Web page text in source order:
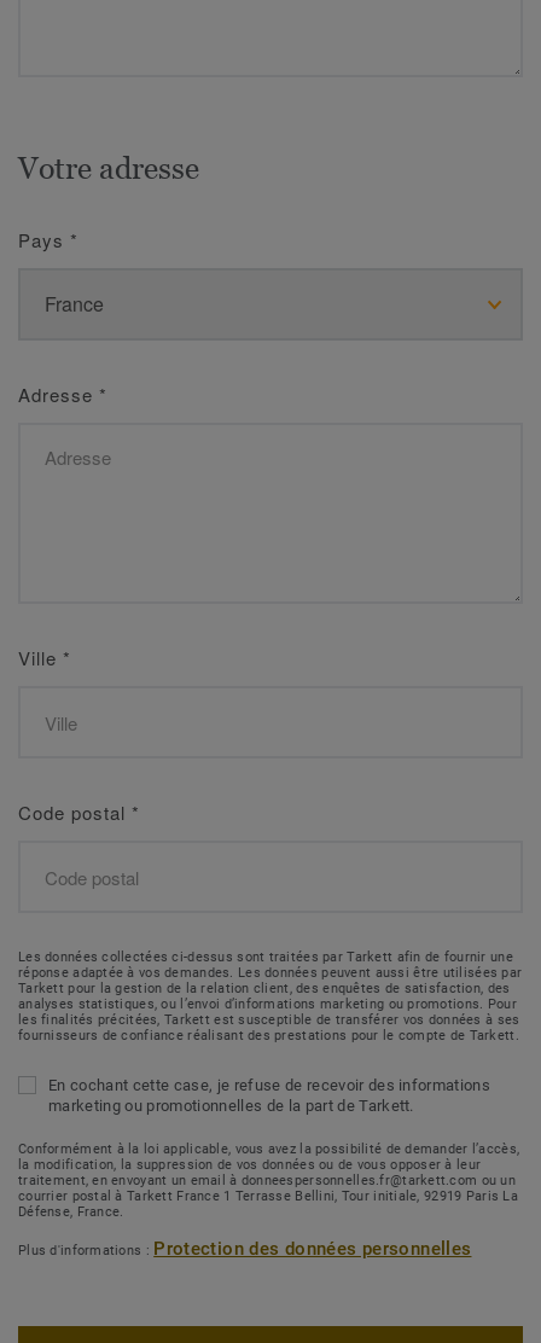
Votre adresse
Pays *
Adresse *
Ville *
Code postal *
Les données collectées ci-dessus sont traitées par Tarkett afin de fournir une
réponse adaptée à vos demandes. Les données peuvent aussi être utilisées par
Tarkett pour la gestion de la relation client, des enquêtes de satisfaction, des
analyses statistiques, ou l’envoi d’informations marketing ou promotions. Pour
les finalités précitées, Tarkett est susceptible de transférer vos données à ses
fournisseurs de confiance réalisant des prestations pour le compte de Tarkett.
En cochant cette case, je refuse de recevoir des informations
marketing ou promotionnelles de la part de Tarkett.
Conformément à la loi applicable, vous avez la possibilité de demander l’accès,
la modification, la suppression de vos données ou de vous opposer à leur
traitement, en envoyant un email à donneespersonnelles.fr@tarkett.com ou un
courrier postal à Tarkett France 1 Terrasse Bellini, Tour initiale, 92919 Paris La
Défense, France.
Plus d'informations : Protection des données personnelles